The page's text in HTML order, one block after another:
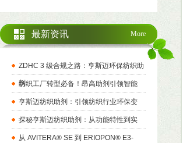
More
最新资讯
ZDHC 3 级合规之路：亨斯迈环保纺织助
剂
纺织工厂转型必备！昂高助剂引领智能
亨斯迈纺织助剂：引领纺织行业环保变
探秘亨斯迈纺织助剂：从功能特性到实
从 AVITERA® SE 到 ERIOPON® E3-